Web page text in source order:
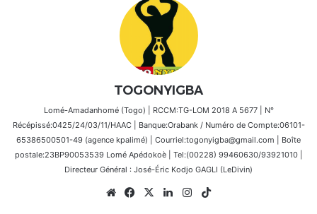
TOGONYIGBA
Lomé-Amadanhomé (Togo) | RCCM:TG-LOM 2018 A 5677 | N°
Récépissé:0425/24/03/11/HAAC | Banque:Orabank / Numéro de Compte:06101-
65386500501-49 (agence kpalimé) | Courriel:togonyigba@gmail.com | Boîte
postale:23BP90053539 Lomé Apédokoè | Tel:(00228) 99460630/93921010 |
Directeur Général : José-Éric Kodjo GAGLI (LeDivin)
WebsiteFacebook
X LinkedinInstagram